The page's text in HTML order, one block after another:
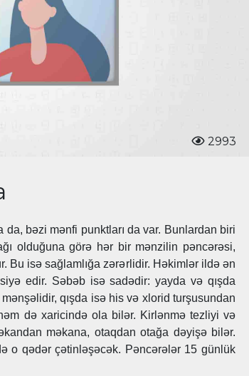
2993
bəzi mənfi punktları da var. Bunlardan biri
olduğuna görə hər bir mənzilin pəncərəsi,
Bu isə sağlamlığa zərərlidir. Həkimlər ildə ən
edir. Səbəb isə sadədir: yayda və qışda
qışda isə his və xlorid turşusundan
də xaricində ola bilər. Kirlənmə tezliyi və
məkana, otaqdan otağa dəyişə bilər.
o qədər çətinləşəcək. Pəncərələr 15 günlük